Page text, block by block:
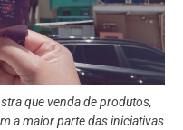
que venda de produtos,
a maior parte das iniciativas